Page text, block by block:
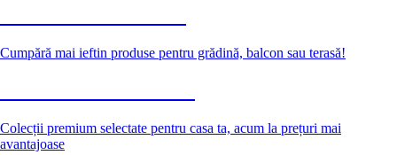
Cumpără mai ieftin produse pentru grădină, balcon sau terasă!
Colecții premium selectate pentru casa ta, acum la prețuri mai
avantajoase